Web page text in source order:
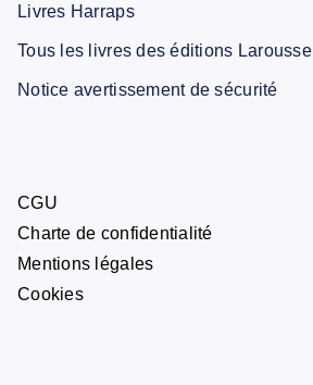
Livres Harraps
Tous les livres des éditions Larousse
Notice avertissement de sécurité
CGU
Charte de confidentialité
Mentions légales
Cookies